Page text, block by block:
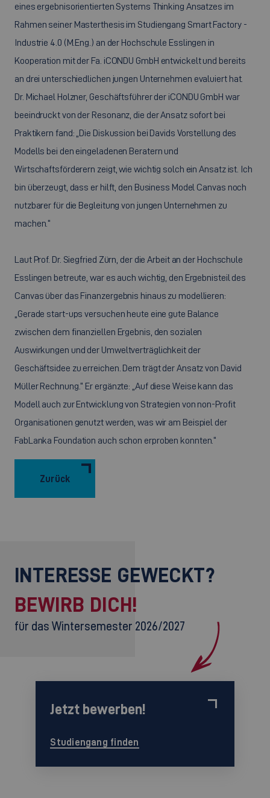
eines ergebnisorientierten Systems Thinking Ansatzes im
Rahmen seiner Masterthesis im Studiengang Smart Factory -
Industrie 4.0 (M.Eng.) an der Hochschule Esslingen in
Kooperation mit der Fa. iCONDU GmbH entwickelt und bereits
an drei unterschiedlichen jungen Unternehmen evaluiert hat.
Dr. Michael Holzner, Geschäftsführer der iCONDU GmbH war
beeindruckt von der Resonanz, die der Ansatz sofort bei
Praktikern fand: „Die Diskussion bei Davids Vorstellung des
Modells bei den eingeladenen Beratern und
Wirtschaftsförderern zeigt, wie wichtig solch ein Ansatz ist. Ich
bin überzeugt, dass er hilft, den Business Model Canvas noch
nutzbarer für die Begleitung von jungen Unternehmen zu
machen.“
Laut Prof. Dr. Siegfried Zürn, der die Arbeit an der Hochschule
Esslingen betreute, war es auch wichtig, den Ergebnisteil des
Canvas über das Finanzergebnis hinaus zu modellieren:
„Gerade start-ups versuchen heute eine gute Balance
zwischen dem finanziellen Ergebnis, den sozialen
Auswirkungen und der Umweltverträglichkeit der
Geschäftsidee zu erreichen. Dem trägt der Ansatz von David
Müller Rechnung.“ Er ergänzte: „Auf diese Weise kann das
Modell auch zur Entwicklung von Strategien von non-Profit
Organisationen genutzt werden, was wir am Beispiel der
FabLanka Foundation auch schon erproben konnten.“
Zurück
INTERESSE GEWECKT?
BEWIRB DICH!
für das Wintersemester 2026/2027
Jetzt bewerben!
Studiengang finden